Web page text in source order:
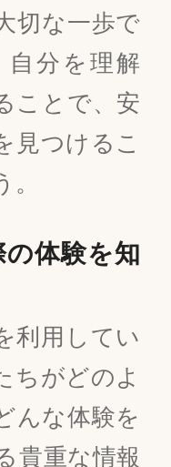
切な一歩で
分を理解
ことで、安
見つけるこ
体験を知
利用してい
ちがどのよ
んな体験を
貴重な情報